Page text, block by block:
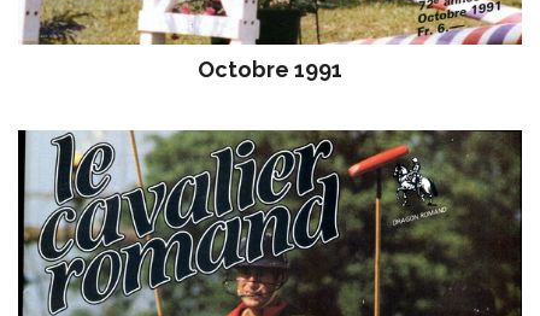
Octobre 1991